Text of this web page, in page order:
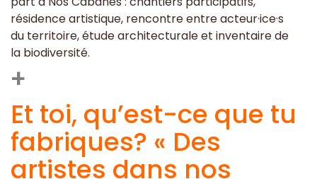
résidence artistique, rencontre entre acteur·ice·s
du territoire, étude architecturale et inventaire de
la biodiversité.
+
Et toi, qu’est-ce que tu
fabriques? « Des
artistes dans nos